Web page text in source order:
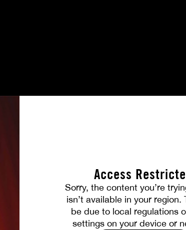
Access
Sorry, the content you’re
isn’t available in your region.
be due to local regulations
settings on your device or